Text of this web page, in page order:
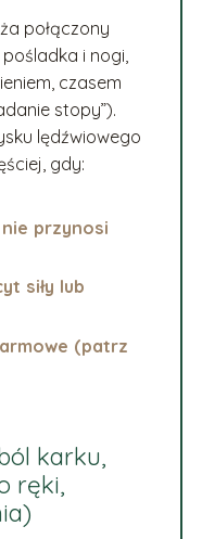
połączony
i nogi,
czasem
stopy”).
lędźwiowego
gdy:
przynosi
siły lub
(patrz
karku,
ręki,